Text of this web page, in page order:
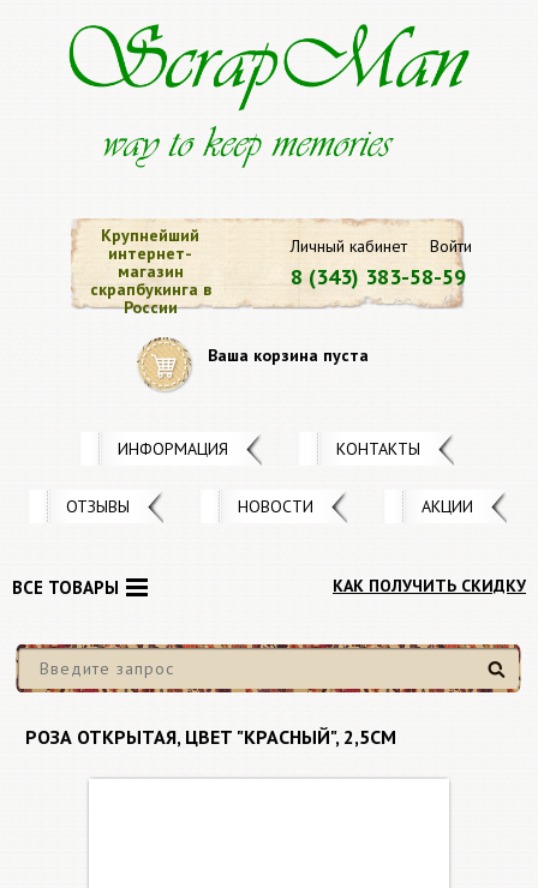
Личный кабинет Войти
8 (343) 383-58-59
Крупнейший
интернет-
магазин
скрапбукинга в
России
Ваша корзина пуста
ИНФОРМАЦИЯ КОНТАКТЫ
ОТЗЫВЫ НОВОСТИ АКЦИИ
КАК ПОЛУЧИТЬ СКИДКУ
Найти
ВСЕ ТОВАРЫ
РОЗА ОТКРЫТАЯ, ЦВЕТ "КРАСНЫЙ", 2,5СМ